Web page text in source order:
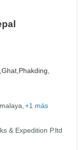
Ghat,Phakding,
+1 más
& Expedition P.ltd